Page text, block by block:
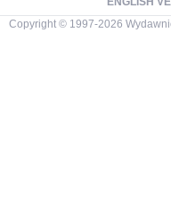
Copyright © 1997-2026